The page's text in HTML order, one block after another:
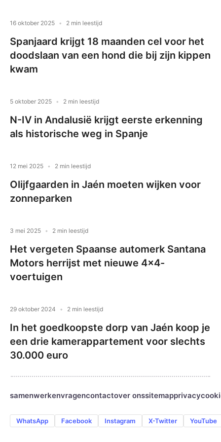
16 oktober 2025 2 min leestijd
Spanjaard krijgt 18 maanden cel voor het
doodslaan van een hond die bij zijn kippen
kwam
5 oktober 2025 2 min leestijd
N-IV in Andalusië krijgt eerste erkenning
als historische weg in Spanje
12 mei 2025 2 min leestijd
Olijfgaarden in Jaén moeten wijken voor
zonneparken
3 mei 2025 2 min leestijd
Het vergeten Spaanse automerk Santana
Motors herrijst met nieuwe 4×4-
voertuigen
29 oktober 2024 2 min leestijd
In het goedkoopste dorp van Jaén koop je
een drie kamerappartement voor slechts
30.000 euro
samenwerkenvragencontactover onssitemapprivacy
WhatsApp Facebook Instagram X-Twitter YouTube